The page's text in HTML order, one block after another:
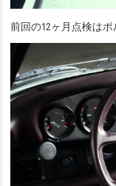
前回の12ヶ月点検は